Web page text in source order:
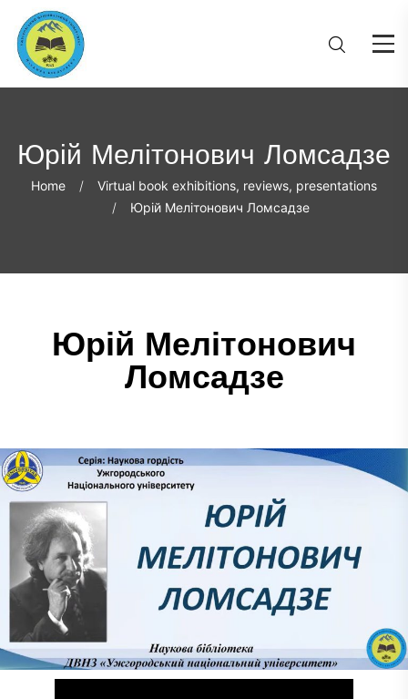
Юрій Мелітонович Ломсадзе
Home
Virtual book exhibitions, reviews, presentations
Юрій Мелітонович Ломсадзе
Юрій Мелітонович
Ломсадзе